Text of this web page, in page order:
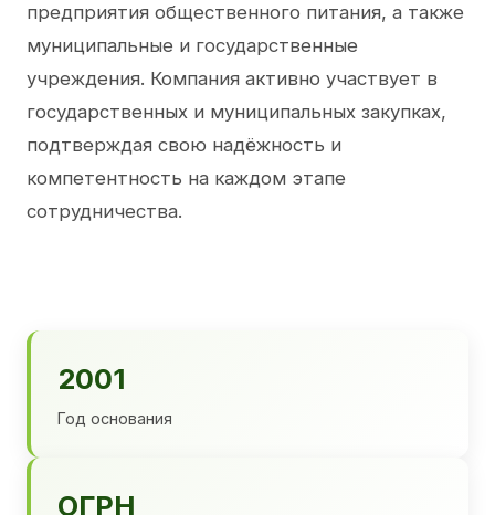
предприятия общественного питания, а также
муниципальные и государственные
учреждения. Компания активно участвует в
государственных и муниципальных закупках,
подтверждая свою надёжность и
компетентность на каждом этапе
сотрудничества.
2001
Год основания
ОГРН